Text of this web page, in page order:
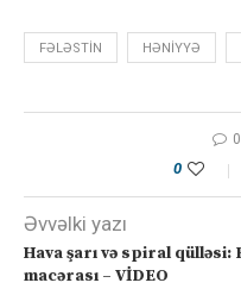
FƏLƏSTIN HƏNIYYƏ
0
Əvvəlki yazı
Hava şarı və spiral
macərası – VİDEO